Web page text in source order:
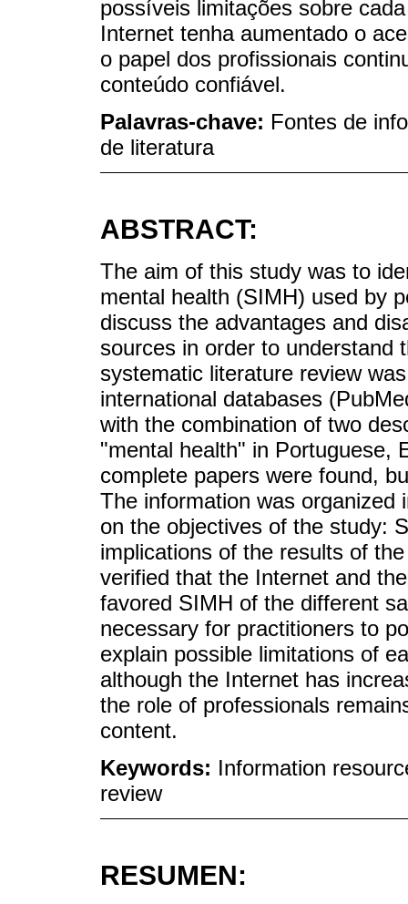
possíveis limitações sobre
Internet tenha aumentado o
o papel dos profissionais
conteúdo confiável.
Palavras-chave: Fontes de
de literatura
ABSTRACT:
The aim of this study was to
mental health (SIMH) used by
discuss the advantages and
sources in order to understand
systematic literature review
international databases
with the combination of two
"mental health" in Portuguese,
complete papers were found,
The information was organized
on the objectives of the study:
implications of the results of
verified that the Internet and
favored SIMH of the different
necessary for practitioners to
explain possible limitations of
although the Internet has
the role of professionals
content.
Keywords: Information
review
RESUMEN: